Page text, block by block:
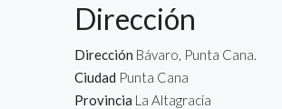
Dirección
Dirección Bávaro, Punta Cana.
Ciudad Punta Cana
Provincia La Altagracia